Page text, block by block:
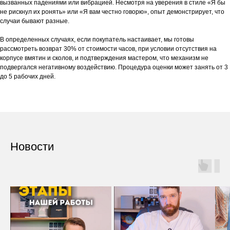
вызванных падениями или вибрацией. Несмотря на уверения в стиле «Я бы
не рискнул их ронять» или «Я вам честно говорю», опыт демонстрирует, что
случаи бывают разные.
В определенных случаях, если покупатель настаивает, мы готовы
рассмотреть возврат 30% от стоимости часов, при условии отсутствия на
корпусе вмятин и сколов, и подтверждения мастером, что механизм не
подвергался негативному воздействию. Процедура оценки может занять от 3
до 5 рабочих дней.
Новости